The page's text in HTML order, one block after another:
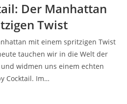
Der Manhattan
Twist
mit einem spritzigen Twist
tauchen wir in die Welt der
widmen uns einem echten
Cocktail. Im…